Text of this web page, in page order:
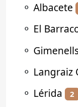
⚬ Albacete
⚬ El
⚬
⚬ Langraiz
⚬ Lérida 2